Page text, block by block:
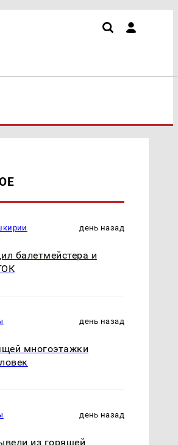
день назад
балетмейстера и
день назад
многоэтажки
день назад
из горящей